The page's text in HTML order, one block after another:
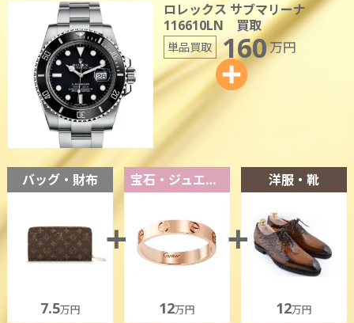
ロレックス サブマリーナ
116610LN 買取
単品買取 160万円
バッグ・財布
7.5万円
宝石・ジュエリー
12万円
洋服・靴
12万円